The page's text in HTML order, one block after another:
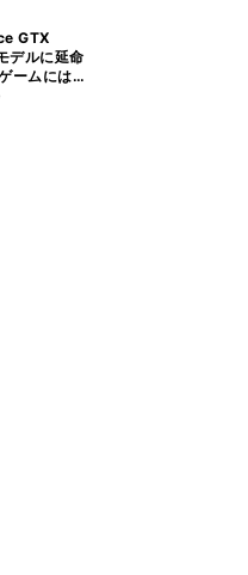
GTX
デルに延命
ームには非